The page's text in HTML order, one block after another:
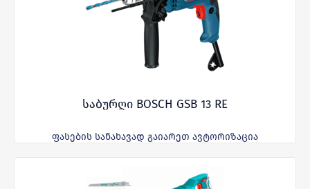
საბურღი BOSCH GSB 13 RE
ფასების სანახავად გაიარეთ ავტორიზაცია